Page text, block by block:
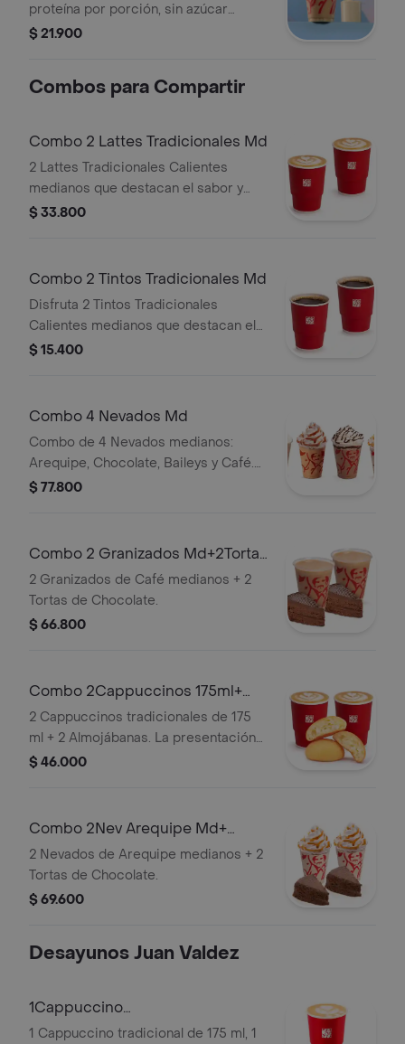
proteína por porción, sin azúcar
añadida. Textura granizada y
$ 21.900
Combos para Compartir
Combo 2 Lattes Tradicionales Md
2 Lattes Tradicionales Calientes
medianos que destacan el sabor y
aroma del café Juan Valdez.
$ 33.800
Combo 2 Tintos Tradicionales Md
Disfruta 2 Tintos Tradicionales
Calientes medianos que destacan el
sabor y aroma del café Juan Valdez.
$ 15.400
Combo 4 Nevados Md
Combo de 4 Nevados medianos:
Arequipe, Chocolate, Baileys y Café.
El Nevado Baileys contiene licor.
$ 77.800
Combo 2 Granizados Md+2Tortas
Chocolate
2 Granizados de Café medianos + 2
Tortas de Chocolate.
$ 66.800
Combo 2Cappuccinos 175ml+
2Almojabanas
2 Cappuccinos tradicionales de 175
ml + 2 Almojábanas. La presentación
del Cappuccino puede variar
transporte para pedidos a domicilio.
$ 46.000
Combo 2Nev Arequipe Md+
2TortasChocolate
2 Nevados de Arequipe medianos + 2
Tortas de Chocolate.
$ 69.600
Desayunos Juan Valdez
1Cappuccino
175ml+1Almojabana+1Pandebono
1 Cappuccino tradicional de 175 ml, 1